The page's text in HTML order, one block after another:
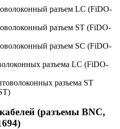
разъем LC (FiDO-
разъем ST (FiDO-
разъем SC (FiDO-
разъема LC (FiDO-
разъема ST
(разъемы BNC,